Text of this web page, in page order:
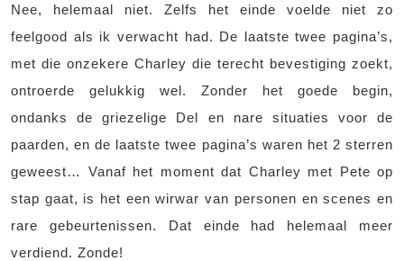
Nee, helemaal niet. Zelfs het einde voelde niet zo
feelgood als ik verwacht had. De laatste twee pagina’s,
met die onzekere Charley die terecht bevestiging zoekt,
ontroerde gelukkig wel. Zonder het goede begin,
ondanks de griezelige Del en nare situaties voor de
paarden, en de laatste twee pagina’s waren het 2 sterren
geweest… Vanaf het moment dat Charley met Pete op
stap gaat, is het een wirwar van personen en scenes en
rare gebeurtenissen. Dat einde had helemaal meer
verdiend. Zonde!